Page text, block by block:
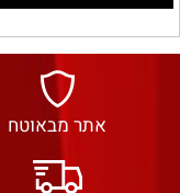
אתר מבאוטח